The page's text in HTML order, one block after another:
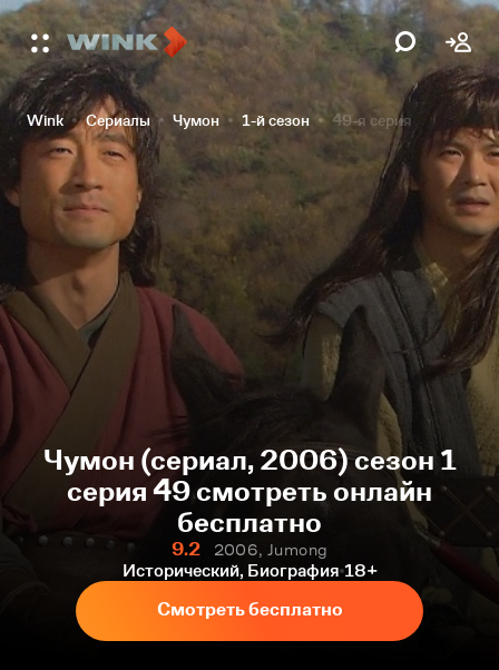
Wink Сериалы Чумон 1-й сезон 49-я серия
Чумон (сериал, 2006) сезон 1
серия 49 смотреть онлайн
бесплатно
9.2
2006, Jumong
Исторический, Биография 18+
Смотреть бесплатно